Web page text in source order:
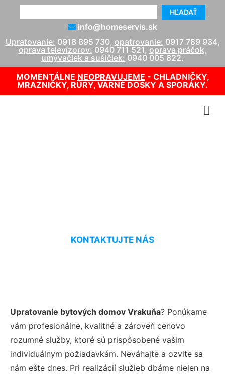
HĽADAŤ
info@homeservis.sk
Upratovanie: 0918 895 730, opatrovanie: 0917 789 934,
oprava televízorov: 0940 711 521, oprava práčok,
umývačiek a sušičiek: 0940 005 822.
MOMENTÁLNE NEOPRAVUJEME - CHLADNIČKY,
MRAZNIČKY, RÚRY, VARNÉ DOSKY A SPORÁKY.
KONTAKTUJTE NÁS
Upratovanie bytových domov Vrakuňa? Ponúkame
vám profesionálne, kvalitné a zároveň cenovo
rozumné služby, ktoré sú prispôsobené vašim
individuálnym požiadavkám. Neváhajte a ozvite sa
nám ešte dnes. Pri realizácií služieb dbáme nielen na